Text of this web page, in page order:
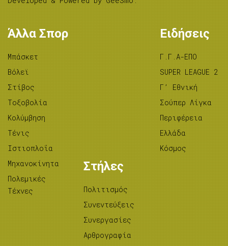
Άλλα Σπορ
Μπάσκετ
Βόλεϊ
Στίβος
Tοξοβολία
Κολύμβηση
Τένις
Ιστιοπλοΐα
Μηχανοκίνητα
Πολεμικές
Τέχνες
Ειδήσεις
Γ.Γ.Α-ΕΠΟ
SUPER LEAGUE 2
Γ’ Εθνική
Σούπερ Λίγκα
Περιφέρεια
Ελλάδα
Κόσμος
Στήλες
Πολιτισμός
Συνεντεύξεις
Συνεργασίες
Αρθρογραφία